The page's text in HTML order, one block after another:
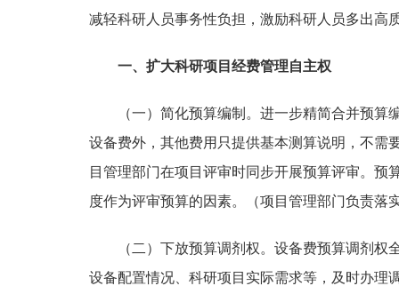
减轻科研人员事务性负担，激励科研人员多出高
一、扩大科研项目经费管理自主权
（一）简化预算编制。 进一步精简合并预算
设备费外，其他费用只提供基本测算说明，不需
目管理部门在项目评审时同步开展预算评审。
度作为评审预算的因素。
（项目管理部门负责落
（二）下放预算调剂权。 设备费预算调剂权
设备配置情况、科研项目实际需求等，及时办理